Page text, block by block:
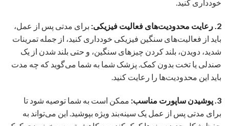
خودداری کنید.
2. رعایت محدودیت‌های فعالیت فیزیکی:
برای مدتی پس از عمل،
باید از فعالیت‌های سنگین فیزیکی خودداری کنید، از جمله تمرینات
شدید، دویدن، بلند کردن چیزهای سنگین، و حتی بلند شدن از یک
صندلی یا تخت بدون کمک. پزشک شما به شما می‌گوید که چه مدت
باید این محدودیت‌ها را رعایت کنید.
3. پوشیدن ساپورت مناسب:
ممکن است به شما توصیه شود تا
برای مدتی پس از عمل یک سینه‌بند ویژه بپوشید. این می‌تواند به